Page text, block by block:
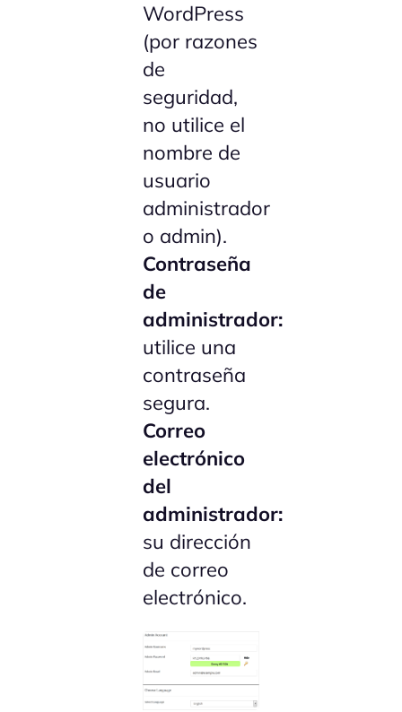
WordPress
(por razones
de
seguridad,
no utilice el
nombre de
usuario
administrador
o admin).
Contraseña
de
administrador:
utilice una
contraseña
segura.
Correo
electrónico
del
administrador:
su dirección
de correo
electrónico.